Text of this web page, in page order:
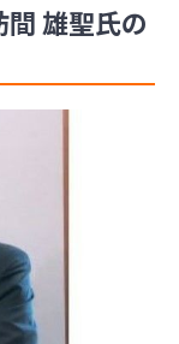
雄聖氏の